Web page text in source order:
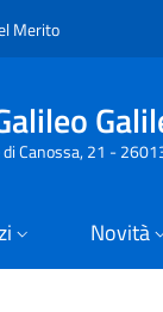
MeritoSlim
Canossa, 21 -
Novità